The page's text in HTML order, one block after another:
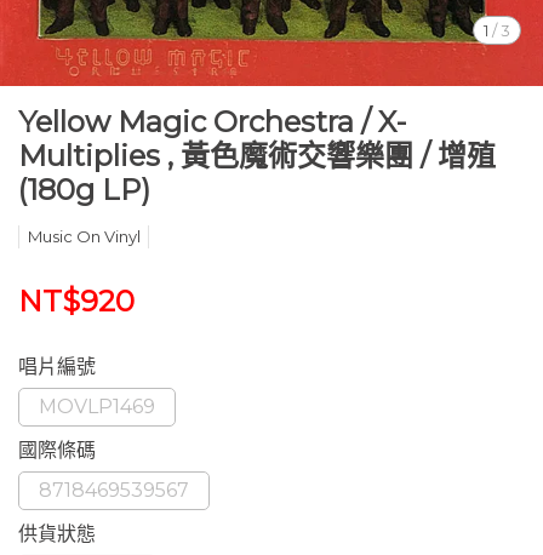
1 / 3
Yellow Magic Orchestra / X-
Multiplies , 黃色魔術交響樂團 / 增殖
(180g LP)
Music On Vinyl
NT$920
唱片編號
MOVLP1469
國際條碼
8718469539567
供貨狀態